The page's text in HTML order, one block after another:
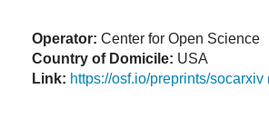
Operator: Center for Open Science
Country of Domicile: USA
Link: https://osf.io/preprints/socarxiv